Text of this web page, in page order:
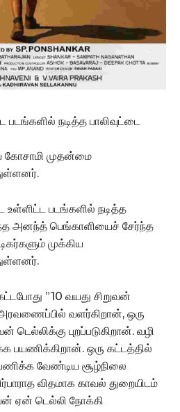
படங்களில் நடித்த பாலிவுட்டை
கோசாமி முதன்மை
படங்களில் நடித்த
அனந்த் பெங்காளியைச் சேர்ந்த
முக்கிய
”10 வயது சிறுவன்
வளர்கிறான், ஒரு
டெல்லிக்கு புறப்படுகிறான். வழி
பயணிக்கிறான். ஒரு கட்டத்தில்
வேண்டிய சூழ்நிலை
விதமாக காவல் துறையிடம்
ஏன் டெல்லி நோக்கி